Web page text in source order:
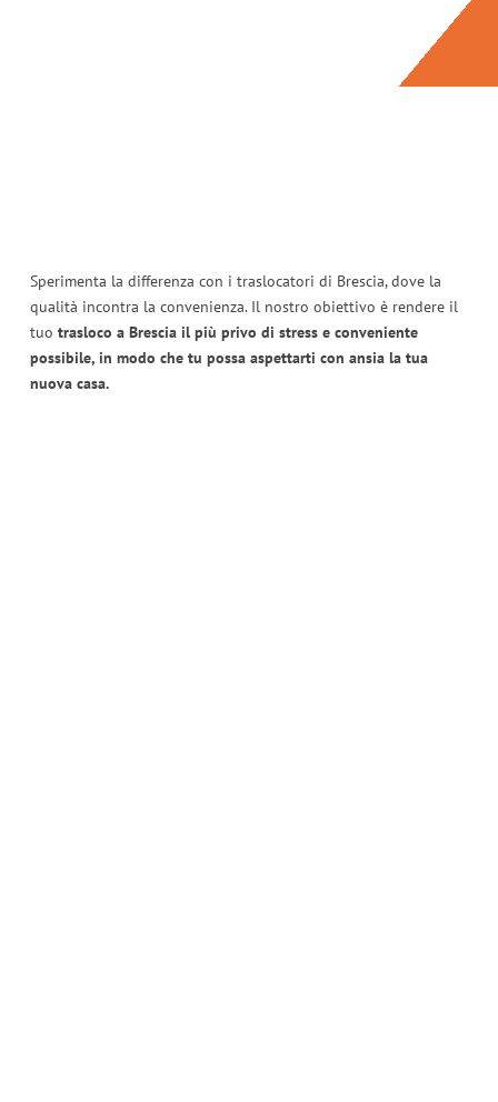
Sperimenta la differenza con i traslocatori di Brescia, dove la
qualità incontra la convenienza. Il nostro obiettivo è rendere il
tuo trasloco a Brescia il più privo di stress e conveniente
possibile, in modo che tu possa aspettarti con ansia la tua
nuova casa.